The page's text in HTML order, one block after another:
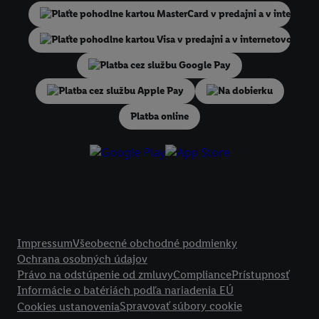
Na dobierku
Platba online
ImpressumVšeobecné obchodné podmienky
Ochrana osobných údajov
Právo na odstúpenie od zmluvyCompliancePrístupnosť
Informácie o batériách podľa nariadenia EÚ
Cookies ustanoveniaSpravovať súbory cookie
niekoľko koncových zariadení alebo používanie viacerých služieb
Lidl, pomocou vašej hashovanej e-mailovej adresy a prípadne ďalších
identifikátorov/identifikátorov, ktoré má spoločnosť Criteo SA k
Prispôsobiť" môžete povoliť jednotlivé účely a nájsť ďalšie
podmienkach spracúvania osobných údajov.
Kliknutím na možnosť "Odmietnuť" môžete povoliť iba používanie
technológií. Kliknutím na "Súhlasím " vyjadríte súhlas so spracúvaním
vyššie uvedené účely. Ďalšie informácie vrátane informácií o dobe
údajov a Vašom práve kedykoľvek odvolať súhlas s účinnosťou do
nájdete v našichzásadách ochrany osobných údajov